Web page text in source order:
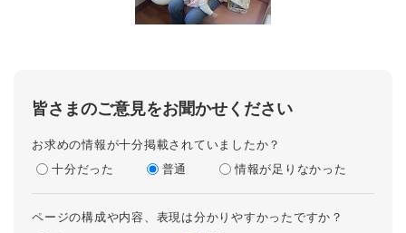
皆さまのご意見をお聞かせください
お求めの情報が十分掲載されていましたか？
十分だった
普通 情報が足りなかった
ページの構成や内容、表現は分かりやすかったですか？